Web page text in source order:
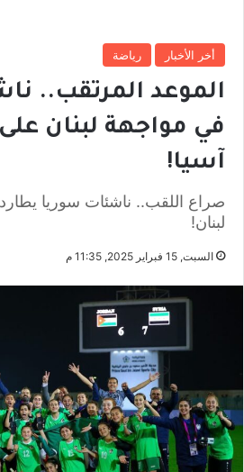
أخر الأخبار رياضة
الموعد المرتقب..
في مواجهة لبنان
آسيا!
صراع اللقب.. ناشئات سوريا
لبنان!
السبت, 15 فبراير 2025, 11:35 م